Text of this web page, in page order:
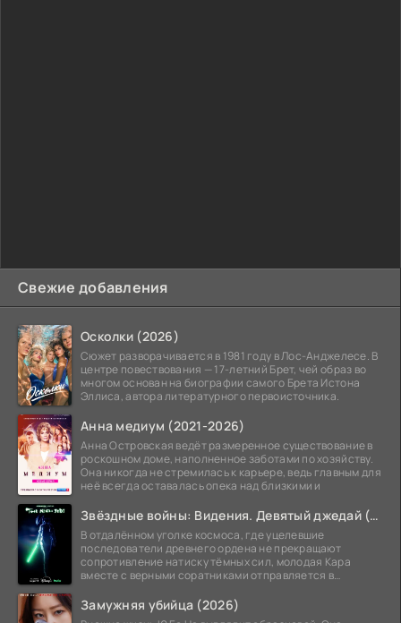
Свежие добавления
Осколки (2026)
Сюжет разворачивается в 1981 году в Лос-Анджелесе. В
центре повествования — 17-летний Брет, чей образ во
многом основан на биографии самого Брета Истона
Эллиса, автора литературного первоисточника.
Анна медиум (2021-2026)
Анна Островская ведёт размеренное существование в
роскошном доме, наполненное заботами по хозяйству.
Она никогда не стремилась к карьере, ведь главным для
неё всегда оставалась опека над близкими и
Звёздные войны: Видения. Девятый джедай (2026)
В отдалённом уголке космоса, где уцелевшие
последователи древнего ордена не прекращают
сопротивление натиску тёмных сил, молодая Кара
вместе с верными соратниками отправляется в
Замужняя убийца (2026)